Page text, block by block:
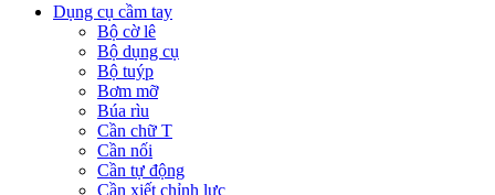
Dụng cụ cầm tay
Bộ cờ lê
Bộ dụng cụ
Bộ tuýp
Bơm mỡ
Búa rìu
Cần chữ T
Cần nối
Cần tự động
Cần xiết chỉnh lực